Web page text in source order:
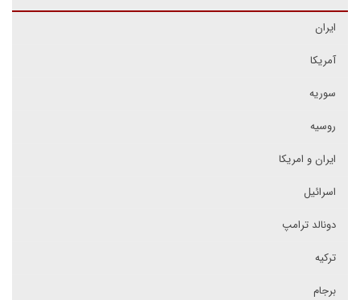
ایران
آمریکا
سوریه
روسیه
ایران و امریکا
اسرائیل
دونالد ترامپ
ترکیه
برجام